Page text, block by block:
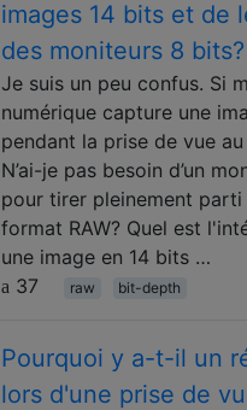
images 14 bits et de
des moniteurs 8 bits?
Je suis un peu confus. Si
numérique capture une
pendant la prise de vue au
N’ai-je pas besoin d’un
pour tirer pleinement
format RAW? Quel est
une image en 14 bits …
37
raw bit-depth
Pourquoi y a-t-il un
lors d'une prise de